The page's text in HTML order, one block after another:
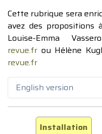
Cette rubrique sera
avez des propositions
Louise-Emma
revue.fr ou Hélène
revue.fr
English version
Installation